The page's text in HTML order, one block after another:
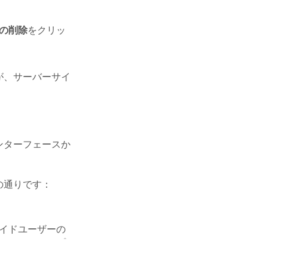
削除をクリッ
サーバーサイ
ターフェースか
りです：
ドユーザーの
イムスタンプ